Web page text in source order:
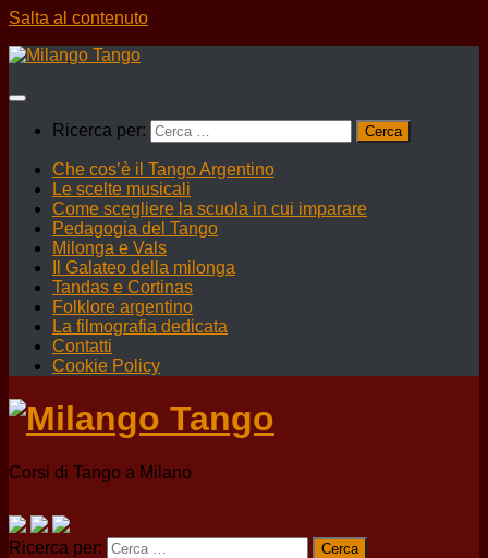
Salta al contenuto
Ricerca per:
Che cos’è il Tango Argentino
Le scelte musicali
Come scegliere la scuola in cui imparare
Pedagogia del Tango
Milonga e Vals
Il Galateo della milonga
Tandas e Cortinas
Folklore argentino
La filmografia dedicata
Contatti
Cookie Policy
Corsi di Tango a Milano
Ricerca per: